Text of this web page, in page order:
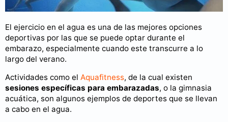
El ejercicio en el agua es una de las mejores opciones
deportivas por las que se puede optar durante el
embarazo, especialmente cuando este transcurre a lo
largo del verano.
Actividades como el Aquafitness, de la cual existen
sesiones específicas para embarazadas, o la gimnasia
acuática, son algunos ejemplos de deportes que se llevan
a cabo en el agua.